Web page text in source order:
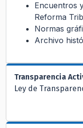
Encuentros
Reforma
Normas
Archivo
Transparencia
Ley de